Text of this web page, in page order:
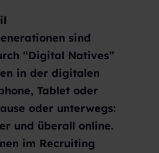
sind
“Digital Natives”
in der digitalen
Tablet oder
oder unterwegs:
und überall online.
im Recruiting